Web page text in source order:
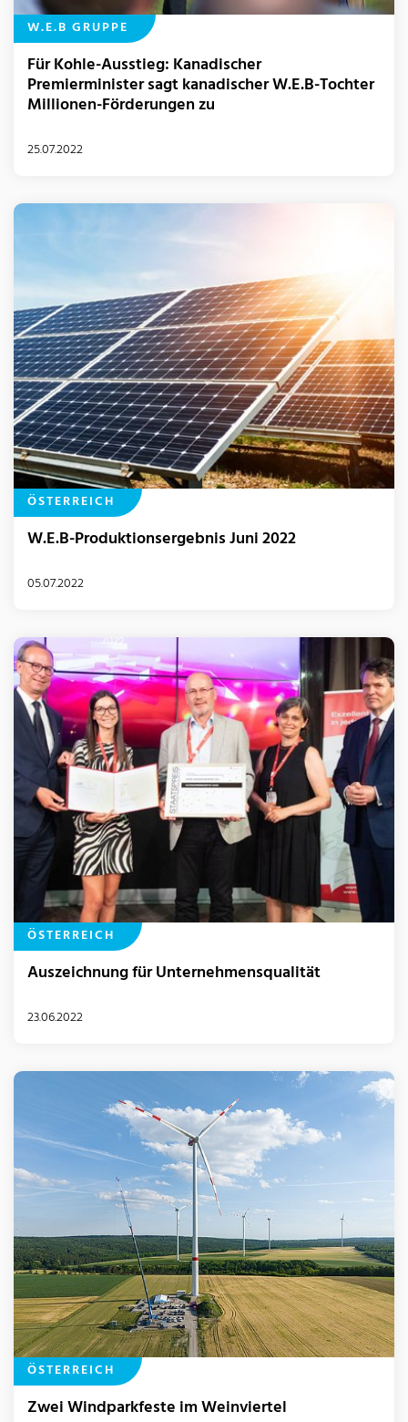
W.E.B GRUPPE
Für Kohle-Ausstieg: Kanadischer
Premierminister sagt kanadischer W.E.B-Tochter
Millionen-Förderungen zu
25.07.2022
ÖSTERREICH
W.E.B-Produktionsergebnis Juni 2022
05.07.2022
ÖSTERREICH
Auszeichnung für Unternehmensqualität
23.06.2022
ÖSTERREICH
Zwei Windparkfeste im Weinviertel